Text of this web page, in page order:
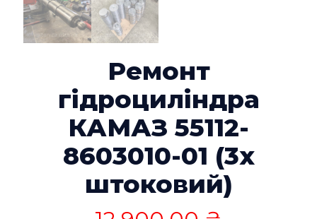
Ремонт
гідроциліндра
КАМАЗ 55112-
8603010-01 (3х
штоковий)